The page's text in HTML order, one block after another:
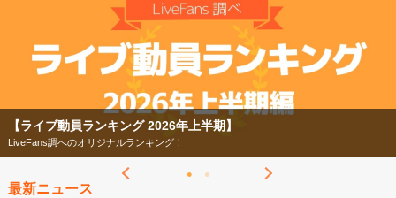
【フェス特集2026】
今年もフェスの季節がやってきた！
最新ニュース